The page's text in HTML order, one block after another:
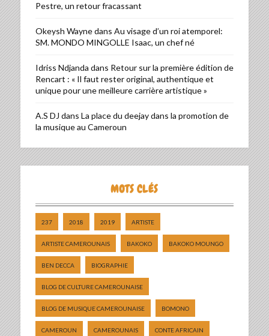
Pestre, un retour fracassant
Okeysh Waynedans Au visage d’un roi atemporel:
SM. MONDO MINGOLLE Isaac, un chef né
Idriss Ndjanda dans Retour sur la première édition de
Rencart : « Il faut rester original, authentique et
unique pour une meilleure carrière artistique »
A.S DJ dans La place du deejay dans la promotion de
la musique au Cameroun
MOTS CLÉS
237 2018 2019 ARTISTE
ARTISTE CAMEROUNAIS BAKOKO BAKOKO MOUNGO
BEN DECCA BIOGRAPHIE
BLOG DE CULTURE CAMEROUNAISE
BLOG DE MUSIQUE CAMEROUNAISE BOMONO
CAMEROUN CAMEROUNAIS CONTE AFRICAIN